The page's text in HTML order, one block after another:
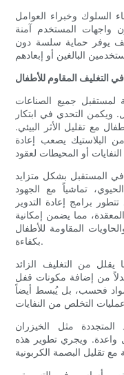
السلوك وخبراء العوامل
واجهات المستخدم آمنة
يوفر حماية سلسة دون
في التغليف المقاوم للأطفال
لمستقبل جميع الصناعات
ويكمن التحدي في ابتكار
مع تقليل الأثر البيئي.
من البلاستيك يصعب إعادة
في المستقبل بشكل متزايد
تماشياً مع الجهود
برامج إعادة التدوير
مما يضمن إمكانية
المقاومة للأطفال
بكفاءة.
من التغليف الزائد
من إضافة مكونات قفل
فحسب، بل يُبسط أيضاً
مثل الخيزران
واعدة. ويجري تطوير هذه